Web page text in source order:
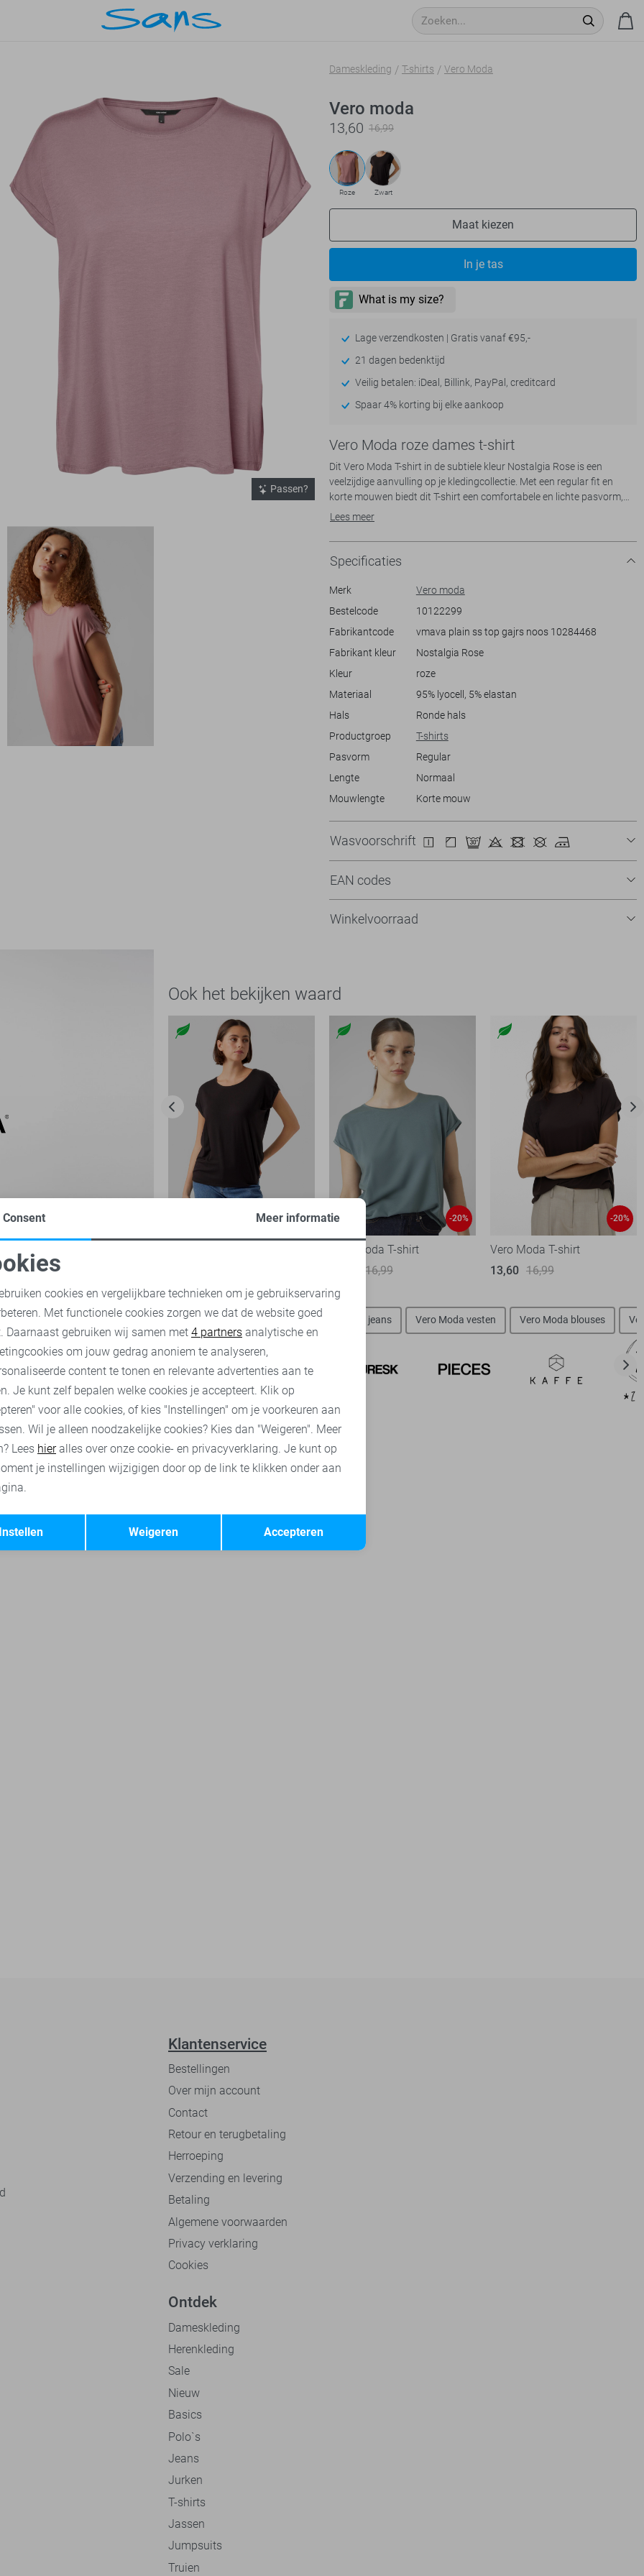
Passen?
Dameskleding T-shirts Vero Moda
Vero moda
13,60 16,99
Roze Zwart
Maat kiezen
- levertijd 2-5 dagen
- levertijd 2-5 dagen
In je tas
Lage verzendkosten | Gratis vanaf €95,-
21 dagen bedenktijd
Veilig betalen: iDeal, Billink, PayPal, creditcard
Spaar 4% korting bij elke aankoop
Vero Moda roze dames t-shirt
Dit Vero Moda T-shirt in de subtiele kleur Nostalgia Rose is een
veelzijdige aanvulling op je kledingcollectie. Met een regular fit en
korte mouwen biedt dit T-shirt een comfortabele en lichte pasvorm,
ideaal voor casual dagen of een ontspannen uitje. De ronde halslijn
en 5% elastan zorgt voor een fijne stretch en duurzaam
draagcomfort.
Gemaakt voor de modebewuste dame, past dit T-shirt gemakkelijk bij
moeiteloze, dagelijkse look of draag het onder een blazer voor een
meer verfijnde uitstraling. De normale lengte zorgt ervoor dat het T-
shirt zowel stijlvol als praktisch is voor dagelijks gebruik. Of je nu een
Vero Moda T-shirt is een veelzijdige keuze die in elke situatie van pas
komt.
Lees meer
Specificaties
Merk
Vero moda
Bestelcode
10122299
Fabrikantcode
vmava plain ss top gajrs noos 10284468
Fabrikant kleur
Nostalgia Rose
Kleur
roze
Materiaal
95% lyocell, 5% elastan
Hals
Ronde hals
Productgroep
T-shirts
Pasvorm
Regular
Lengte
Normaal
Mouwlengte
Korte mouw
Wasvoorschrift
EAN codes
Winkelvoorraad
Ook het bekijken waard
-20% -20%
Vero Moda T-shirt
16,99
-20%
Vero Moda T-shirt
13,60 16,99
Vero Moda t-shirts Vero Moda tops Vero Moda truien Vero Moda jeans Vero Moda vesten Vero Moda blouses
Klantenservice
Bestellingen
Over mijn account
Contact
Retour en terugbetaling
Herroeping
Verzending en levering
Betaling
Algemene voorwaarden
Privacy verklaring
Cookies
Ontdek
Dameskleding
Herenkleding
Sale
Nieuw
Basics
Polo`s
Jeans
Jurken
T-shirts
Jassen
Jumpsuits
Truien
cookies
cookies Marketing cookies
Terug Opslaan
Consent Meer informatie
cookies en vergelijkbare technieken om je gebruikservaring
Met functionele cookies zorgen we dat de website goed
Daarnaast gebruiken wij samen met 4 partners analytische en
om jouw gedrag anoniem te analyseren,
content te tonen en relevante advertenties aan te
Je kunt zelf bepalen welke cookies je accepteert. Klik op
voor alle cookies, of kies "Instellingen" om je voorkeuren aan
Wil je alleen noodzakelijke cookies? Kies dan "Weigeren". Meer
Lees hieralles over onze cookie- en privacyverklaring. Je kunt op
je instellingen wijzigigen door op de link te klikken onder aan
Accepteren
Weigeren